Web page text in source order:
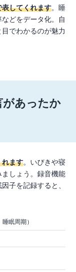
してくれます。睡
どをデータ化。自
でわかるのが魅力
があったか
れます。いびきや寝
しょう。録音機能
子を記録すると、
眠周期）